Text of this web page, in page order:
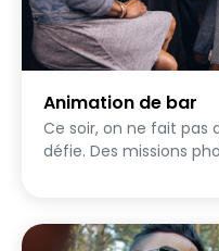
Animation de bar
Ce soir, on ne fait pas
défie. Des missions photo pour pimenter la soirée :
qu'il y a autour de toi. Pas besoin d'être
photographe. Juste